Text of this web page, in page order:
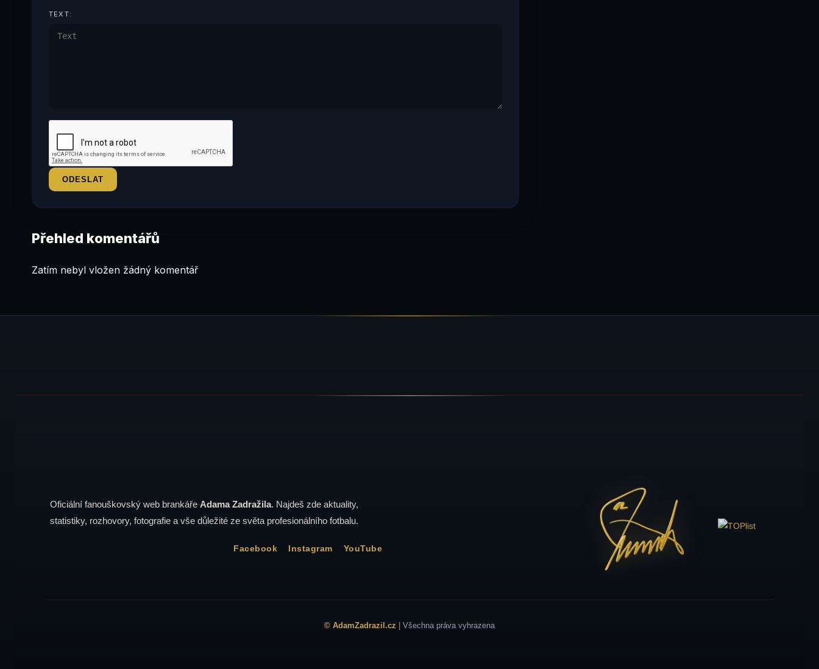
TEXT:
Přehled komentářů
Zatím nebyl vložen žádný komentář
Oficiální fanouškovský web brankáře Adama Zadražila. Najdeš zde aktuality,
statistiky, rozhovory, fotografie a vše důležité ze světa profesionálního fotbalu.
Facebook Instagram YouTube
© AdamZadrazil.cz | Všechna práva vyhrazena